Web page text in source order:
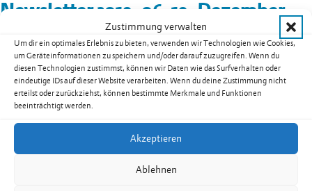
Zustimmung verwalten
Um dir ein optimales Erlebnis zu bieten, verwenden wir Technologien wie Cookies,
um Geräteinformationen zu speichern und/oder darauf zuzugreifen. Wenn du
diesen Technologien zustimmst, können wir Daten wie das Surfverhalten oder
eindeutige IDs auf dieser Website verarbeiten. Wenn du deine Zustimmung nicht
erteilst oder zurückziehst, können bestimmte Merkmale und Funktionen
beeinträchtigt werden.
Akzeptieren
Ablehnen
Newsletter 2019-06, 19. Dezember
Newsletter 2019-06, 19. Dezember 2019 als PDF herunterladen
Zur Übersicht der Downloads
St. Martins-Ring 2, 9492 Eschen